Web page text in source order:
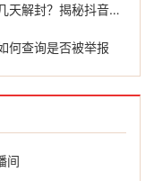
台的处罚机制及处理过程。
何查询是否被举报
间